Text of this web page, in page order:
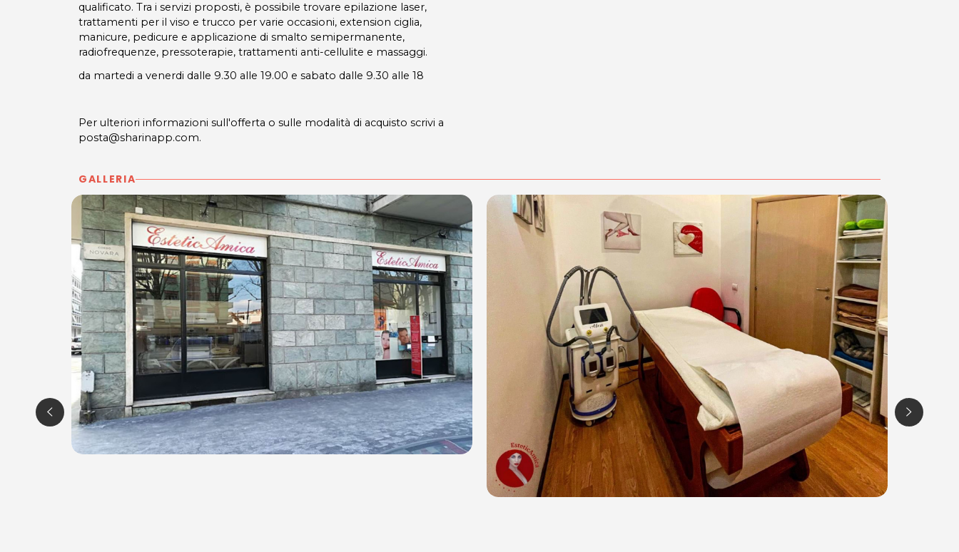
qualificato. Tra i servizi proposti, è possibile trovare epilazione laser,
trattamenti per il viso e trucco per varie occasioni, extension ciglia,
manicure, pedicure e applicazione di smalto semipermanente,
radiofrequenze, pressoterapie, trattamenti anti-cellulite e massaggi.
da martedi a venerdi dalle 9.30 alle 19.00 e sabato dalle 9.30 alle 18
Per ulteriori informazioni sull'offerta o sulle modalità di acquisto scrivi a
posta@sharinapp.com.
GALLERIA